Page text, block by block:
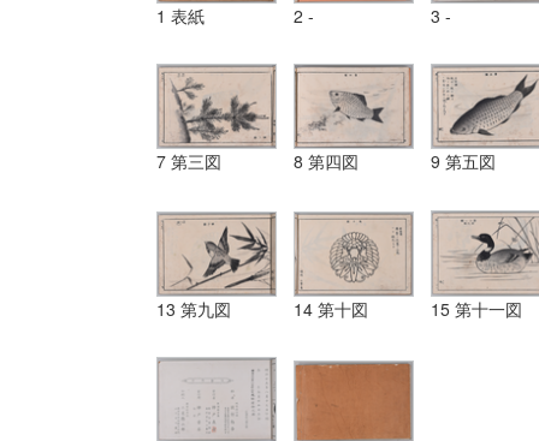
1 表紙 2 - 3 -
7 第三図 8 第四図 9 第五図
13 第九図 14 第十図 15 第十一図